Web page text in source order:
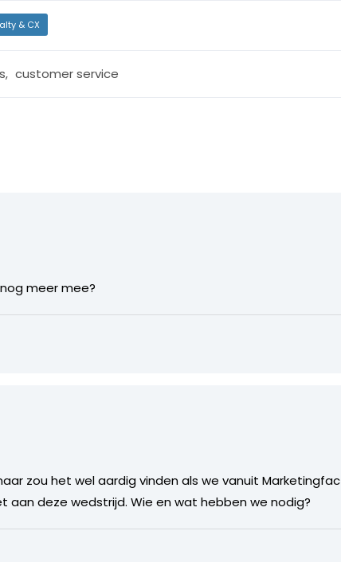
& CX
, customer service
meer mee?
zou het wel aardig vinden als we vanuit
aan deze wedstrijd. Wie en wat hebben we nodig?